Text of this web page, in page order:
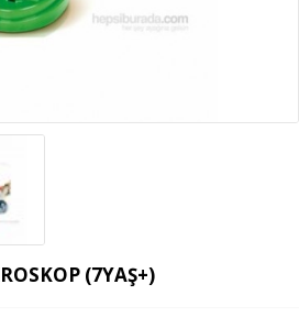
(7YAŞ+)